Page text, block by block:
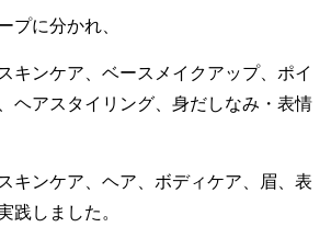
プに分かれ、
キンケア、ベースメイクアップ、ポイ
ヘアスタイリング、身だしなみ・表情
キンケア、ヘア、ボディケア、眉、表
践しました。